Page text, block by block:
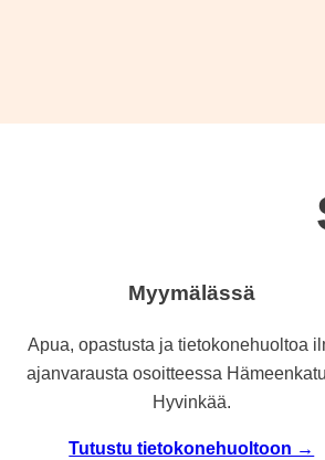
Myymälässä
Apua, opastusta ja tietokonehuoltoa
ajanvarausta osoitteessa
Hyvinkää.
Tutustu tietokonehuoltoon →